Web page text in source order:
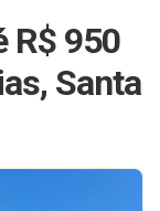
R$ 950
Santa